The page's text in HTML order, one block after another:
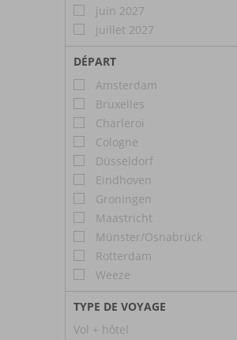
juin 2027
juillet 2027
DÉPART
Amsterdam
Bruxelles
Charleroi
Cologne
Düsseldorf
Eindhoven
Groningen
Maastricht
Münster/Osnabrück
Rotterdam
Weeze
TYPE DE VOYAGE
Vol + hôtel